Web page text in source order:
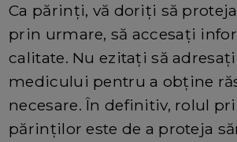
Ca părinți, vă doriți să
prin urmare, să accesați
calitate. Nu ezitați să
medicului pentru a obține
necesare. În definitiv, rolul
părinților este de a proteja